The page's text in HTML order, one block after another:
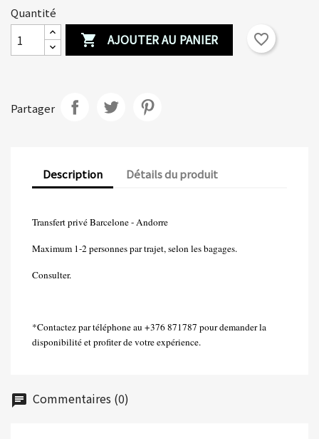
Create new list
votre liste d'envies.
Annuler Connexion
Quantité
 AJOUTER AU PANIER favorite_border
Partager
Description Détails du produit
Transfert privé Barcelone - Andorre
Maximum 1-2 personnes par trajet, selon les bagages.
Consulter.
*Contactez par téléphone au +376 871787 pour demander la
disponibilité et profiter de votre expérience.
chat Commentaires (0)